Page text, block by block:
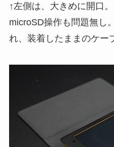
↑左側は、大きめに開口
microSD操作も問題無し
れ、装着したままのケー